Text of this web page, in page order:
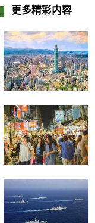
更多精彩内容